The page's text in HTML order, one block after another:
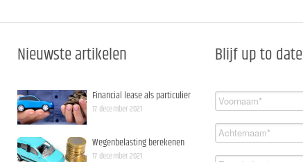
Nieuwste artikelen
Financial lease als particulier
17 december 2021
Wegenbelasting berekenen
17 december 2021
Blijf up to date